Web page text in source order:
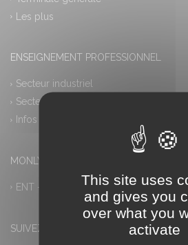
Les plus
ENSEIGNEMENT PROFESSIONNEL
Secteur industriel
Secteur tertiaire
Infos pratiques
MONLYCEE.NET (ENT) – PRONOTE
ENT – Accès à PRONOTE
SUIVEZ-NOUS
This site uses
and gives you
over what you
activate